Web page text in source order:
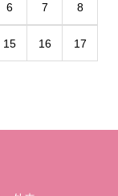
6 7 8
15 16 17